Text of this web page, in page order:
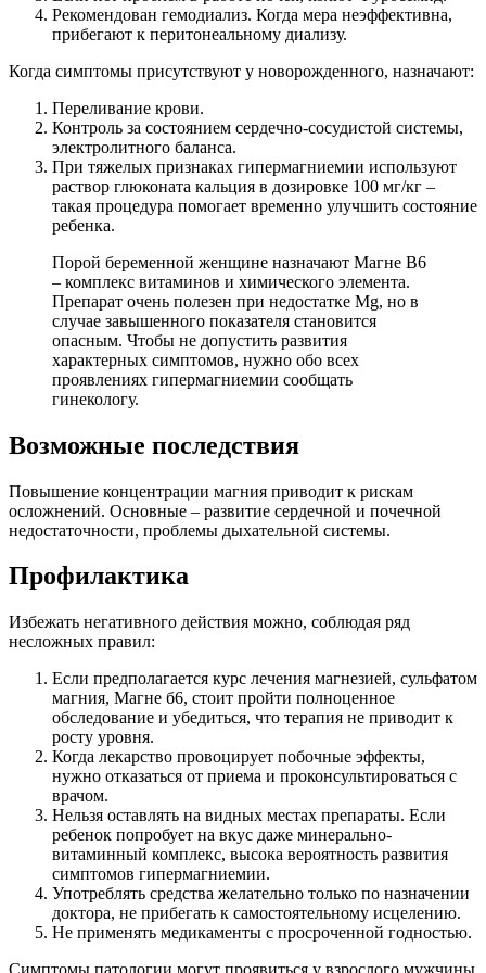
Рекомендован гемодиализ. Когда мера неэффективна,
прибегают к перитонеальному диализу.
Когда симптомы присутствуют у новорожденного, назначают:
Переливание крови.
Контроль за состоянием сердечно-сосудистой системы,
электролитного баланса.
При тяжелых признаках гипермагниемии используют
раствор глюконата кальция в дозировке 100 мг/кг –
такая процедура помогает временно улучшить состояние
ребенка.
Порой беременной женщине назначают Магне В6
– комплекс витаминов и химического элемента.
Препарат очень полезен при недостатке Mg, но в
случае завышенного показателя становится
опасным. Чтобы не допустить развития
характерных симптомов, нужно обо всех
проявлениях гипермагниемии сообщать
гинекологу.
Возможные последствия
Повышение концентрации магния приводит к рискам
осложнений. Основные – развитие сердечной и почечной
недостаточности, проблемы дыхательной системы.
Профилактика
Избежать негативного действия можно, соблюдая ряд
несложных правил:
Если предполагается курс лечения магнезией, сульфатом
магния, Магне б6, стоит пройти полноценное
обследование и убедиться, что терапия не приводит к
росту уровня.
Когда лекарство провоцирует побочные эффекты,
нужно отказаться от приема и проконсультироваться с
врачом.
Нельзя оставлять на видных местах препараты. Если
ребенок попробует на вкус даже минерально-
витаминный комплекс, высока вероятность развития
симптомов гипермагниемии.
Употреблять средства желательно только по назначении
доктора, не прибегать к самостоятельному исцелению.
Не применять медикаменты с просроченной годностью.